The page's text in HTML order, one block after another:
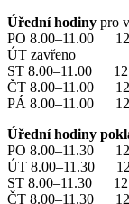
Úřední hodiny pro
PO 8.00–11.00
ÚT zavřeno
ST 8.00–11.00
ČT 8.00–11.00
PÁ 8.00–11.00
Úřední hodiny
PO 8.00–11.30
ÚT 8.00–11.30
ST 8.00–11.30
ČT 8.00–11.30